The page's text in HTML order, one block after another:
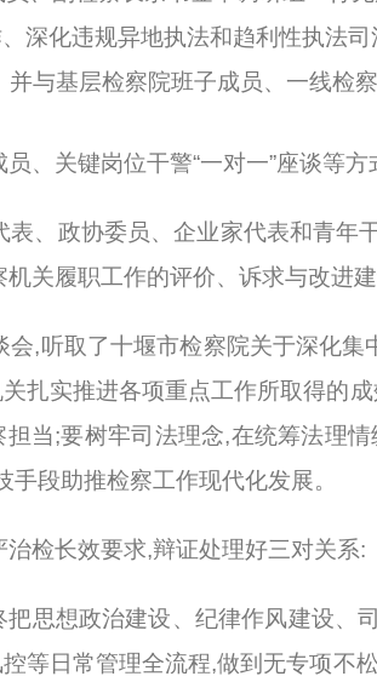
深化违规异地执法和趋利性执法
与基层检察院班子成员、一线检
、关键岗位干警“一对一”座谈等
、政协委员、企业家代表和青
关履职工作的评价、诉求与改进建
,听取了十堰市检察院关于深化
扎实推进各项重点工作所取得的
当;要树牢司法理念,在统筹法理
段助推检察工作现代化发展。
检长效要求,辩证处理好三对关系:
把思想政治建设、纪律作风建设、
等日常管理全流程,做到无专项不